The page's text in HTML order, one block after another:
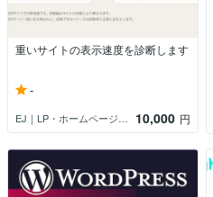
重いサイトの表示速度を診断します
-
EJ｜LP・ホームページ制作 10,000 円